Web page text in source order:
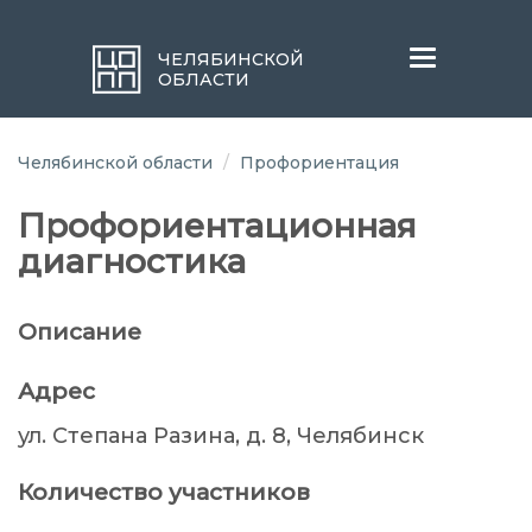
ЧЕЛЯБИНСКОЙ
ОБЛАСТИ
Меню
Челябинской области Профориентация
Профориентационная
диагностика
Описание
Адрес
ул. Степана Разина, д. 8, Челябинск
Количество участников